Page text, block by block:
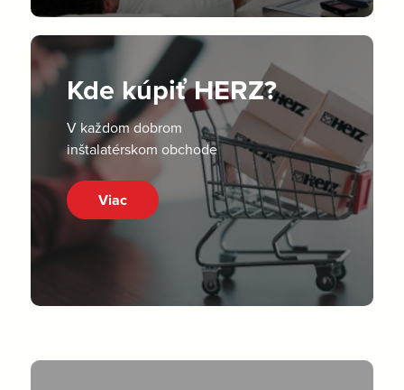
Kde kúpiť HERZ?
V každom dobrom
inštalatérskom obchode
Viac